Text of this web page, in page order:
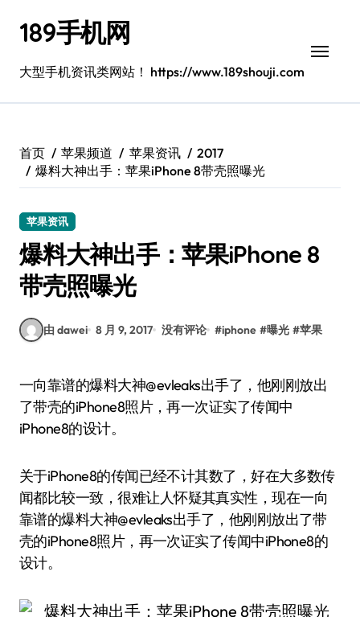
189手机网
大型手机资讯类网站！ https://www.189shouji.com
首页 苹果频道 苹果资讯
2017
爆料大神出手：苹果iPhone 8带壳照曝光
苹果资讯
爆料大神出手：苹果iPhone 8
带壳照曝光
由 dawei 8 月 9, 2017 没有评论 #iphone #曝光 #苹果
一向靠谱的爆料大神@evleaks出手了，他刚刚放出
了带壳的iPhone8照片，再一次证实了传闻中
iPhone8的设计。
关于iPhone8的传闻已经不计其数了，好在大多数传
闻都比较一致，很难让人怀疑其真实性，现在一向
靠谱的爆料大神@evleaks出手了，他刚刚放出了带
壳的iPhone8照片，再一次证实了传闻中iPhone8的
设计。